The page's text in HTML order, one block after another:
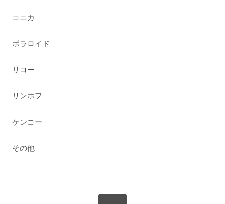
コニカ
ポラロイド
リコー
リンホフ
ケンコー
その他